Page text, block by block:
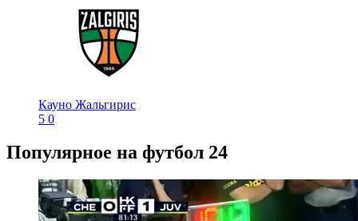
Кауно Жальгирис
5 0
Популярное на футбол 24